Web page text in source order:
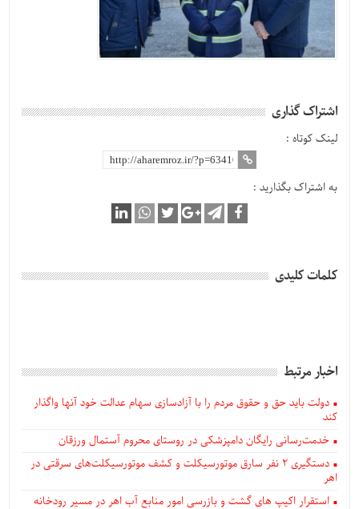
اشتراک گذاری
لینک کوتاه :
به اشتراک بگذارید :
کلمات کلیدی
اخبار مرتبط
دولت باید حق و حقوق مردم را با آزادسازی سهام عدالت خود آنها واگذار
کند
خدمت‌رسانی رایگان دامپزشکی در روستای محروم آستمال ورزقان
دستگيری ۲ نفر سارق موتورسیکلت و کشف موتورسیکلت‌های سرقتی در
اهر
استقرار اکیپ های گشت و بازرسی امور منابع آب اهر در مسیر رودخانه